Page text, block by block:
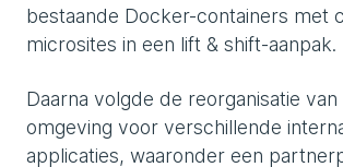
bestaande Docker-containers met
microsites in een lift & shift-aanpak.
Daarna volgde de reorganisatie van
omgeving voor verschillende
applicaties, waaronder een